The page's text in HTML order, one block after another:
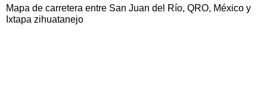
Mapa de carretera entre San Juan del Río, QRO, México y
Ixtapa zihuatanejo